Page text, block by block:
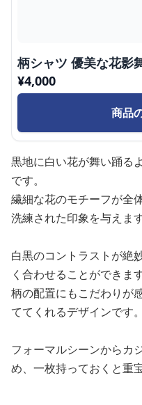
柄シャツ 優美な花影
¥4,000
商品
黒地に白い花が舞い踊る
です。
繊細な花のモチーフが全
洗練された印象を与えます
白黒のコントラストが絶
く合わせることができます
柄の配置にもこだわりが
ててくれるデザインです。
フォーマルシーンからカ
め、一枚持っておくと重